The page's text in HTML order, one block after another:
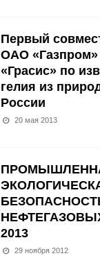
Первый
ОАО
«Грасис» по
гелия из
России
20 мая 2013
2013
29 ноября 2012